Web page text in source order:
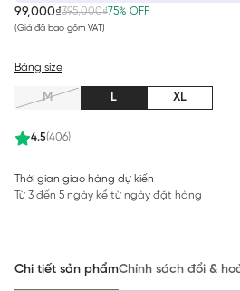
99,000₫395,000₫75% OFF
(Giá đã bao gồm VAT)
4.5(406)
Bảng size
M L XL
Thời gian giao hàng dự kiến
Từ 3 đến 5 ngày kể từ ngày đặt hàng
Chi tiết sản phẩmChính sách đổi &